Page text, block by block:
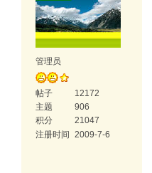
管理员
帖子
12172
主题
906
积分
21047
注册时间 2009-7-6